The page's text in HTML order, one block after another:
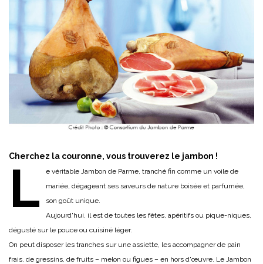
Cherchez la couronne, vous trouverez le jambon !
L
e véritable Jambon de Parme, tranché fin comme un voile de
mariée, dégageant ses saveurs de nature boisée et parfumée,
son goût unique.
Aujourd'hui, il est de toutes les fêtes, apéritifs ou pique-niques,
dégusté sur le pouce ou cuisiné léger.
On peut disposer les tranches sur une assiette, les accompagner de pain
frais, de gressins, de fruits – melon ou figues – en hors d'œuvre. Le Jambon